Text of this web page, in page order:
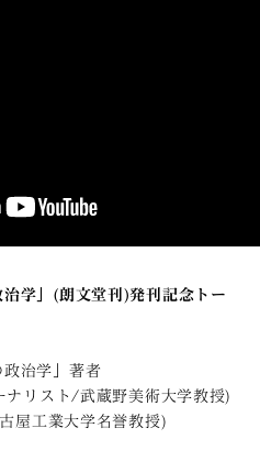
学」(朗文堂刊)発刊記念トー
政治学」著者
ナリスト/武蔵野美術大学教授)
屋工業大学名誉教授)